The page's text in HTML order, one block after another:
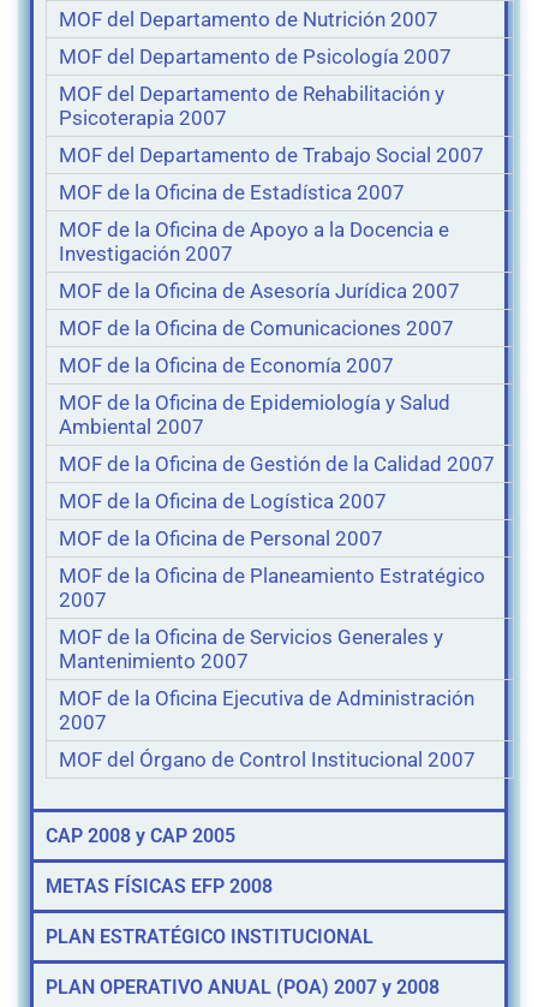
MOF del Departamento de Nutrición 2007
MOF del Departamento de Psicología 2007
MOF del Departamento de Rehabilitación y
Psicoterapia 2007
MOF del Departamento de Trabajo Social 2007
MOF de la Oficina de Estadística 2007
MOF de la Oficina de Apoyo a la Docencia e
Investigación 2007
MOF de la Oficina de Asesoría Jurídica 2007
MOF de la Oficina de Comunicaciones 2007
MOF de la Oficina de Economía 2007
MOF de la Oficina de Epidemiología y Salud
Ambiental 2007
MOF de la Oficina de Gestión de la Calidad 2007
MOF de la Oficina de Logística 2007
MOF de la Oficina de Personal 2007
MOF de la Oficina de Planeamiento Estratégico
2007
MOF de la Oficina de Servicios Generales y
Mantenimiento 2007
MOF de la Oficina Ejecutiva de Administración
2007
MOF del Órgano de Control Institucional 2007
CAP 2008 y CAP 2005
METAS FÍSICAS EFP 2008
PLAN ESTRATÉGICO INSTITUCIONAL
PLAN OPERATIVO ANUAL (POA) 2007 y 2008